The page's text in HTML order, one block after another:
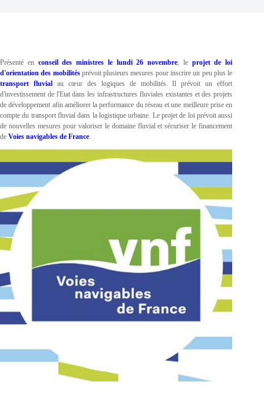
Présenté en conseil des ministres le lundi 26 novembre, le projet de loi
d'orientation des mobilitésprévoit plusieurs mesures pour inscrire un peu plus le
transport fluvialau cœur des logiques de mobilités. Il prévoit un effort
d'investissement de l'Etat dans les infrastructures fluviales existantes et des projets
de développement afin améliorer la performance du réseau et une meilleure prise en
compte du transport fluvial dans la logistique urbaine. Le projet de loi prévoit aussi
de nouvelles mesures pour valoriser le domaine fluvial et sécuriser le financement
de Voies navigables de France.